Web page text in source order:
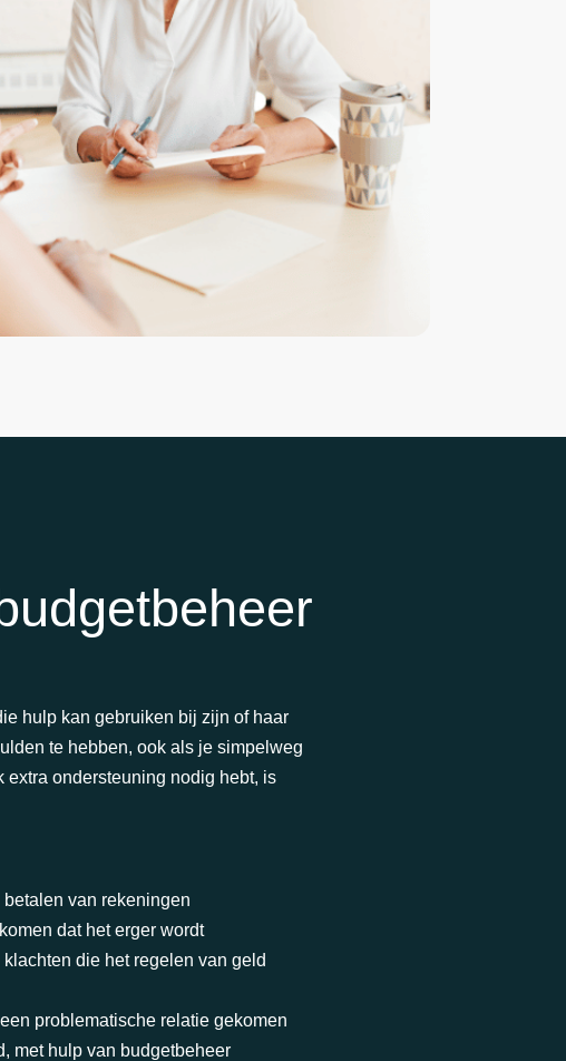
hulp kan gebruiken bij zijn of haar
te hebben, ook als je simpelweg
ondersteuning nodig hebt, is
van rekeningen
dat het erger wordt
die het regelen van geld
problematische relatie gekomen
met hulp van budgetbeheer